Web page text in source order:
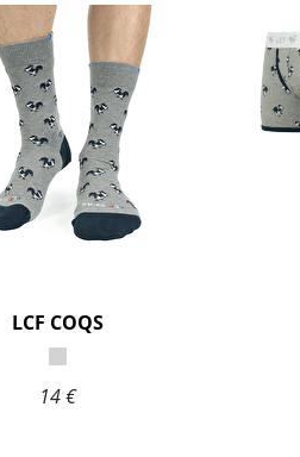
LCF COQS
14 €